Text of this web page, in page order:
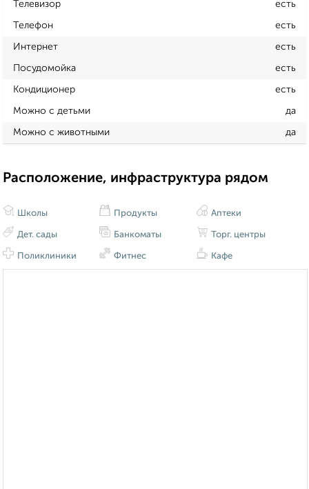
Телевизор есть
Телефон есть
Интернет есть
Посудомойка есть
Кондиционер есть
Можно с детьми да
Можно с животными да
Расположение, инфраструктура рядом
Школы
Дет. сады
Поликлиники
Продукты
Банкоматы
Фитнес
Аптеки
Торг. центры
Кафе